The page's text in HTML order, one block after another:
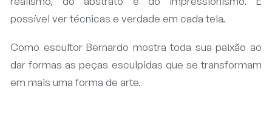
possível ver técnicas e verdade em cada tela.
​Como escultor Bernardo mostra toda sua paixão ao
dar formas as peças esculpidas que se transformam
em mais uma forma de arte.